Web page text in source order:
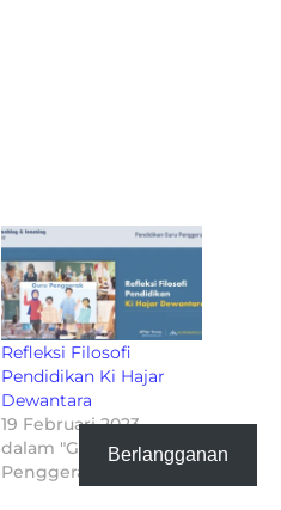
Refleksi Filosofi
Pendidikan Ki Hajar
Dewantara
19 Februari 2023
dalam "Guru
Penggerak"
Berlangganan